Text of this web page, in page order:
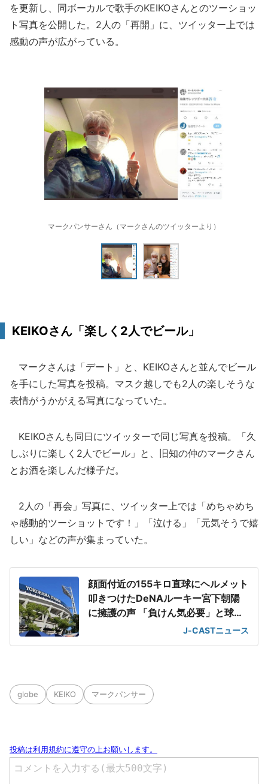
を更新し、同ボーカルで歌手のKEIKOさんとのツーショッ
ト写真を公開した。2人の「再開」に、ツイッター上では
感動の声が広がっている。
マークパンサーさん（マークさんのツイッターより）
KEIKOさん「楽しく2人でビール」
マークさんは「デート」と、KEIKOさんと並んでビール
を手にした写真を投稿。マスク越しでも2人の楽しそうな
表情がうかがえる写真になっていた。
KEIKOさんも同日にツイッターで同じ写真を投稿。「久
しぶりに楽しく2人でビール」と、旧知の仲のマークさん
とお酒を楽しんだ様子だ。
2人の「再会」写真に、ツイッター上では「めちゃめち
ゃ感動的ツーショットです！」「泣ける」「元気そうで嬉
しい」などの声が集まっていた。
顔面付近の155キロ直球にヘルメット
叩きつけたDeNAルーキー宮下朝陽
に擁護の声 「負けん気必要」と球団
J-CASTニュース
globe KEIKO マークパンサー